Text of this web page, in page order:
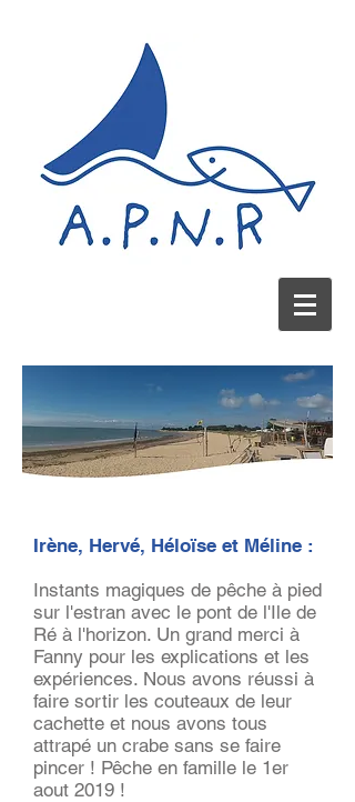
Irène, Hervé, Héloïse et Méline :
Instants magiques de pêche à pied
sur l'estran avec le pont de l'Ile de
Ré à l'horizon. Un grand merci à
Fanny pour les explications et les
expériences. Nous avons réussi à
faire sortir les couteaux de leur
cachette et nous avons tous
attrapé un crabe sans se faire
pincer ! Pêche en famille le 1er
aout 2019 !